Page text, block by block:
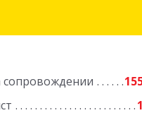
сопровождении
1
обл, Кузнецк г,
Подробнее